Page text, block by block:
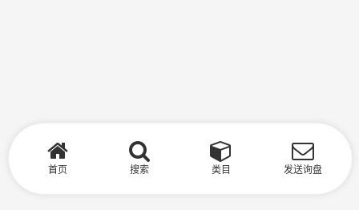
首页 搜索 类目 发送询盘